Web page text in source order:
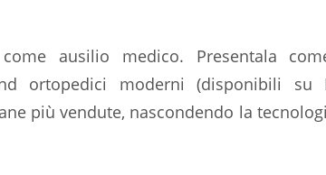
ausilio medico. Presentala
ortopedici moderni (disponibili su
più vendute, nascondendo la